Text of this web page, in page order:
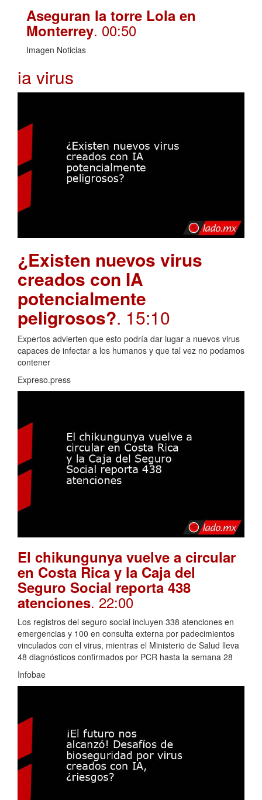
Aseguran la torre Lola en
Monterrey. 00:50
Imagen Noticias
ia virus
¿Existen nuevos virus
creados con IA
potencialmente
peligrosos?. 15:10
Expertos advierten que esto podría dar lugar a nuevos virus
capaces de infectar a los humanos y que tal vez no podamos
contener
Expreso.press
El chikungunya vuelve a circular
en Costa Rica y la Caja del
Seguro Social reporta 438
atenciones. 22:00
Los registros del seguro social incluyen 338 atenciones en
emergencias y 100 en consulta externa por padecimientos
vinculados con el virus, mientras el Ministerio de Salud lleva
48 diagnósticos confirmados por PCR hasta la semana 28
Infobae